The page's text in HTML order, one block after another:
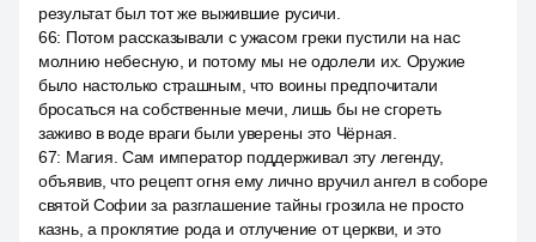
результат был тот же выжившие русичи.
66: Потом рассказывали с ужасом греки пустили на нас
молнию небесную, и потому мы не одолели их. Оружие
было настолько страшным, что воины предпочитали
бросаться на собственные мечи, лишь бы не сгореть
заживо в воде враги были уверены это Чёрная.
67: Магия. Сам император поддерживал эту легенду,
объявив, что рецепт огня ему лично вручил ангел в соборе
святой Софии за разглашение тайны грозила не просто
казнь, а проклятие рода и отлучение от церкви, и это